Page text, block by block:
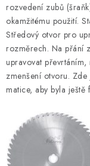
DÁRKOVÉ
STROJE DO DÍLNY
NÁSTROJE PRO
NÁSTROJE PRO
NÁSTROJE PRO
rozvedení zubů
okamžitému použití.
Středový otvor pro
rozměrech. Na přání
upravovat
zmenšení otvoru.
matice, aby byla ještě